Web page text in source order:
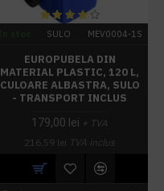
SULO MEV0004-1S
EUROPUBELA DIN
MATERIAL PLASTIC, 120 L,
CULOARE ALBASTRA, SULO
- TRANSPORT INCLUS
179,00 lei + TVA
216,59 lei TVA inclus